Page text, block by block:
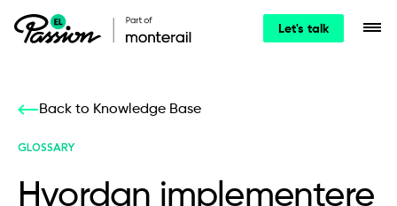
Let's talk
Back to Knowledge Base
GLOSSARY
Hvordan implementere